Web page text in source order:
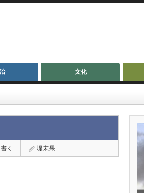
文化
く 堤未果